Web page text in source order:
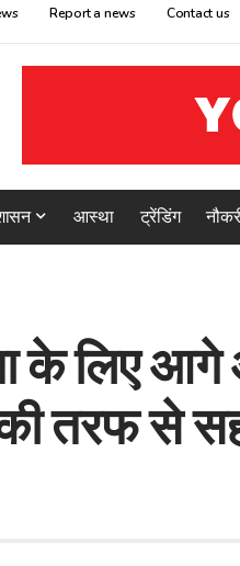
Report a news Contact us
आस्था ट्रेंडिंग
के लिए
तरफ से